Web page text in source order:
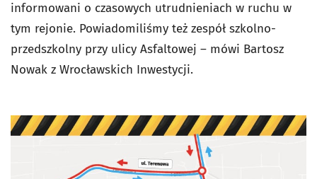
informowani o czasowych utrudnieniach w ruchu w
tym rejonie. Powiadomiliśmy też zespół szkolno-
przedszkolny przy ulicy Asfaltowej – mówi Bartosz
Nowak z Wrocławskich Inwestycji.